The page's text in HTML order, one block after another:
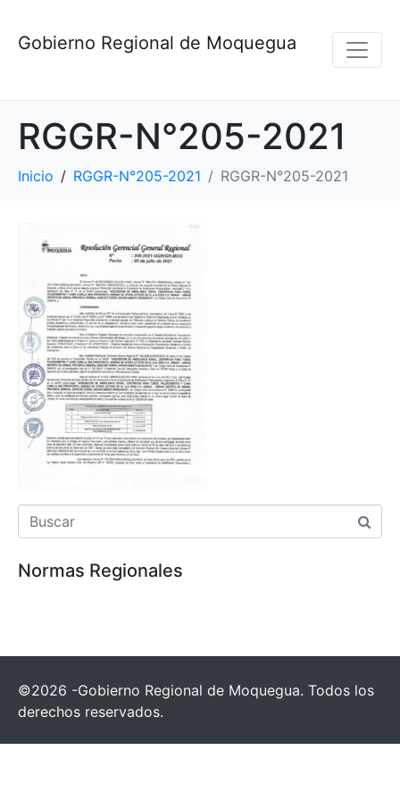
Gobierno Regional de Moquegua
RGGR-N°205-2021
Inicio RGGR-N°205-2021 RGGR-N°205-2021
Normas Regionales
©2026 -Gobierno Regional de Moquegua. Todos los
derechos reservados.